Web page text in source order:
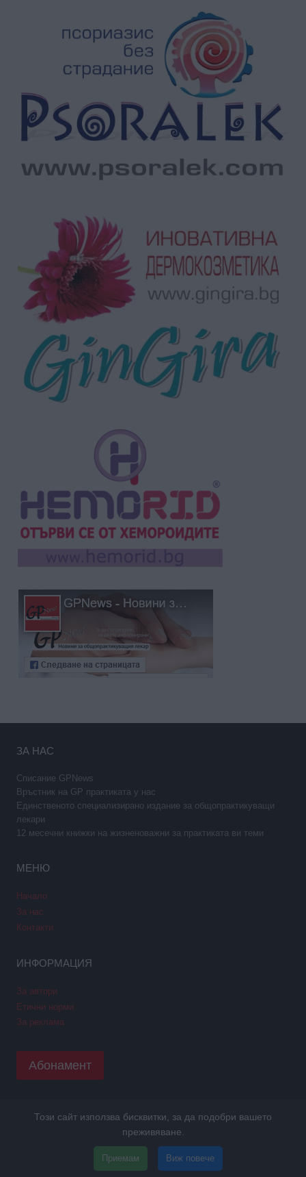
ЗА НАС
Списание GPNews
Връстник на GP практиката у нас
Единственото специализирано издание за общопрактикуващи
лекари
12 месечни книжки на жизненоважни за практиката ви теми
МЕНЮ
Начало
За нас
Контакти
ИНФОРМАЦИЯ
За автори
Етични норми
За реклама
Абонамент
Copyright © 2026 GPNews. Всички права запазени.
Този сайт използва бисквитки, за да подобри вашето
преживяване.
Приемам Виж повече